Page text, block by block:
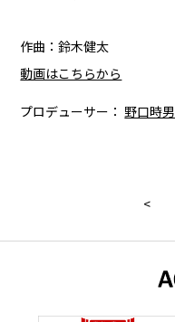
作曲：鈴木健太
動画はこちらから
プロデューサー： 野口時男
<